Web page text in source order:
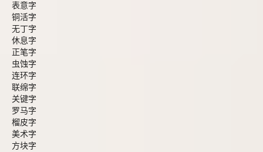
表意字
铜活字
无丁字
休息字
正笔字
虫蚀字
连环字
联绵字
关键字
罗马字
榴皮字
美术字
方块字